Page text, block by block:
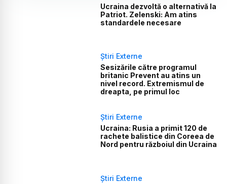
Ucraina dezvoltă o alternativă la
Patriot. Zelenski: Am atins
standardele necesare
Știri Externe
Sesizările către programul
britanic Prevent au atins un
nivel record. Extremismul de
dreapta, pe primul loc
Știri Externe
Ucraina: Rusia a primit 120 de
rachete balistice din Coreea de
Nord pentru războiul din Ucraina
Știri Externe